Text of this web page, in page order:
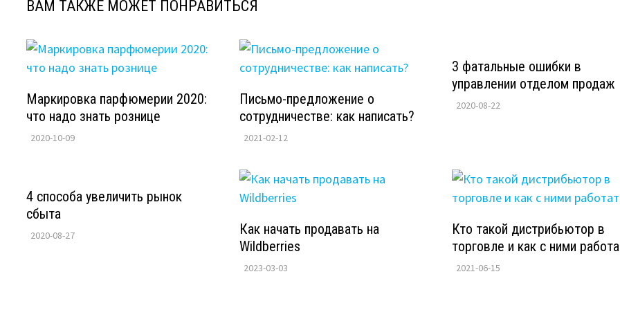
ВАМ ТАКЖЕ МОЖЕТ ПОНРАВИТЬСЯ
Маркировка парфюмерии 2020:
что надо знать рознице
2020-10-09
Письмо-предложение о
сотрудничестве: как написать?
2021-02-12
3 фатальные ошибки в
управлении отделом продаж
2020-08-22
4 способа увеличить рынок
сбыта
2020-08-27
Как начать продавать на
Wildberries
2023-03-03
Кто такой дистрибьютор в
торговле и как с ними
2021-06-15